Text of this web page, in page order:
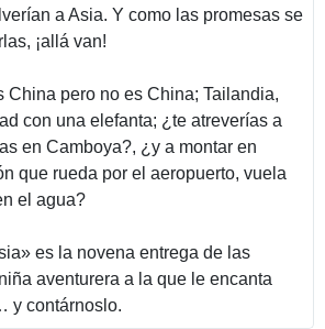
a Asia. Y como las promesas se
¡allá van!
China pero no es China; Tailandia,
con una elefanta; ¿te atreverías a
en Camboya?, ¿y a montar en
que rueda por el aeropuerto, vuela
el agua?
es la novena entrega de las
aventurera a la que le encanta
y contárnoslo.